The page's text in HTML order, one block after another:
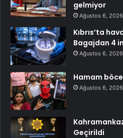
gelmiyor
Ağustos 6, 2026
Kıbrıs’ta
Bagajdan 4
Ağustos 6, 2026
Hamam
Ağustos 6, 2026
Geçirildi